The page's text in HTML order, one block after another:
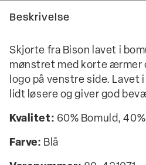
Beskrivelse
Skjorte fra Bison lavet i
mønstret med korte ærmer
logo på venstre side. Lavet
lidt løsere og giver god
Kvalitet: 60% Bomuld,
Farve: Blå